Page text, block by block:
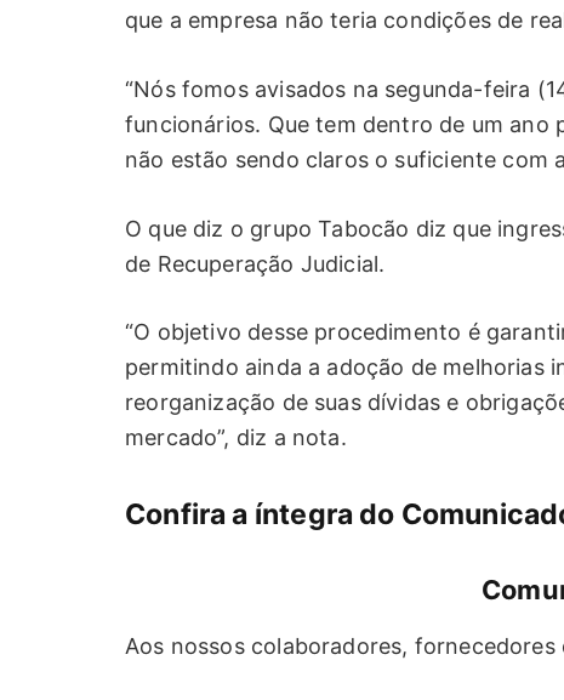
que a empresa não teria condições de
“Nós fomos avisados na segunda-feira
funcionários. Que tem dentro de um ano
não estão sendo claros o suficiente com
O que diz o grupo Tabocão diz que
de Recuperação Judicial.
“O objetivo desse procedimento é
permitindo ainda a adoção de melhorias
reorganização de suas dívidas e
mercado”, diz a nota.
Confira a íntegra do
Aos nossos colaboradores, fornecedores